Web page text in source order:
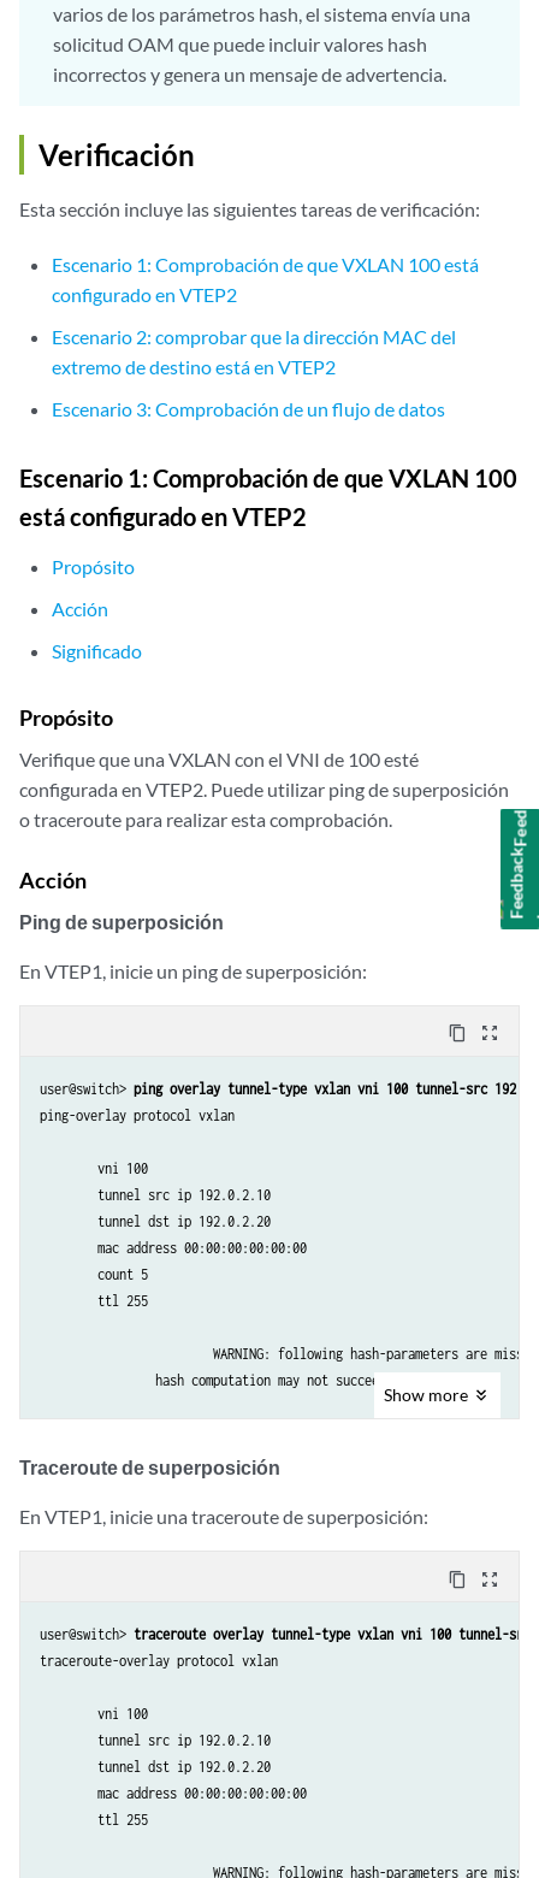
varios de los parámetros hash, el sistema envía una
solicitud OAM que puede incluir valores hash
incorrectos y genera un mensaje de advertencia.
Verificación
Esta sección incluye las siguientes tareas de verificación:
Escenario 1: Comprobación de que VXLAN 100 está
configurado en VTEP2
Escenario 2: comprobar que la dirección MAC del
extremo de destino está en VTEP2
Escenario 3: Comprobación de un flujo de datos
Escenario 1: Comprobación de que VXLAN 100
está configurado en VTEP2
Propósito
Acción
Significado
Propósito
Verifique que una VXLAN con el VNI de 100 esté
configurada en VTEP2. Puede utilizar ping de superposición
o traceroute para realizar esta comprobación.
Acción
Ping de superposición
En VTEP1, inicie un ping de superposición:
content_copy zoom_out_map
user@switch> ping overlay tunnel-type vxlan vni 100 tunnel-src
ping-overlay protocol vxlan
        vni 100
        tunnel src ip 192.0.2.10
        tunnel dst ip 192.0.2.20
        mac address 00:00:00:00:00:00
        count 5
        ttl 255
                hash computation may not succeed
                end-host dmac
                end-host dst ip
                end-host l4-dst-port
Response for seq 1, from 192.0.2.20, at 09-24 22:03:16 PDT.036
  Overlay-segment  not present at RVTEP 192.0.2.20
Show more
Traceroute de superposición
En VTEP1, inicie una traceroute de superposición:
content_copy zoom_out_map
user@switch> traceroute overlay tunnel-type vxlan vni 100 tunnel-
traceroute-overlay protocol vxlan
        vni 100
        tunnel src ip 192.0.2.10
        tunnel dst ip 192.0.2.20
        mac address 00:00:00:00:00:00
        ttl 255
Feedback